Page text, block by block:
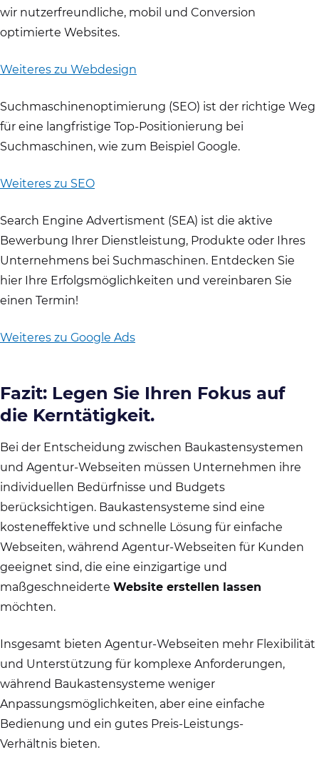
wir nutzerfreundliche, mobil und Conversion
optimierte Websites.
Weiteres zu Webdesign
Suchmaschinenoptimierung (SEO) ist der richtige Weg
für eine langfristige Top-Positionierung bei
Suchmaschinen, wie zum Beispiel Google.
Weiteres zu SEO
Search Engine Advertisment (SEA) ist die aktive
Bewerbung Ihrer Dienstleistung, Produkte oder Ihres
Unternehmens bei Suchmaschinen. Entdecken Sie
hier Ihre Erfolgsmöglichkeiten und vereinbaren Sie
einen Termin!
Weiteres zu Google Ads
Fazit: Legen Sie Ihren Fokus auf
die Kerntätigkeit.
Bei der Entscheidung zwischen Baukastensystemen
und Agentur-Webseiten müssen Unternehmen ihre
individuellen Bedürfnisse und Budgets
berücksichtigen. Baukastensysteme sind eine
kosteneffektive und schnelle Lösung für einfache
Webseiten, während Agentur-Webseiten für Kunden
geeignet sind, die eine einzigartige und
maßgeschneiderte Website erstellen lassen
möchten.
Insgesamt bieten Agentur-Webseiten mehr Flexibilität
und Unterstützung für komplexe Anforderungen,
während Baukastensysteme weniger
Anpassungsmöglichkeiten, aber eine einfache
Bedienung und ein gutes Preis-Leistungs-
Verhältnis bieten.